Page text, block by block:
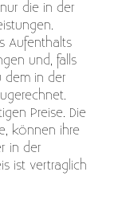
die in der
Aufenthalts
und, falls
dem in der
Preise. Die
können ihre
in der
ist vertraglich